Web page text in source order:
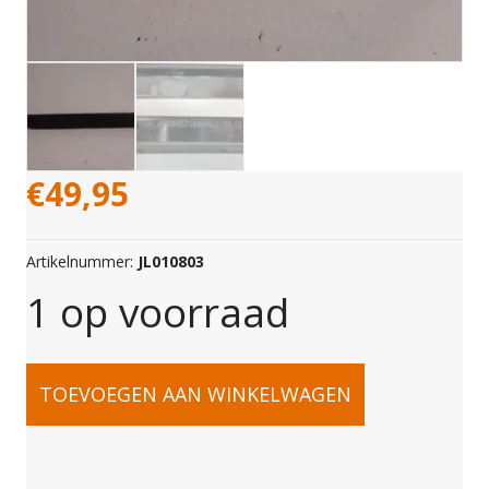
€49,95
Artikelnummer: JL010803
1 op voorraad
LAND
TOEVOEGEN AAN WINKELWAGEN